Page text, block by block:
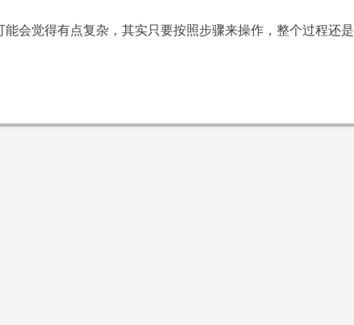
会觉得有点复杂，其实只要按照步骤来操作，整个过程还是